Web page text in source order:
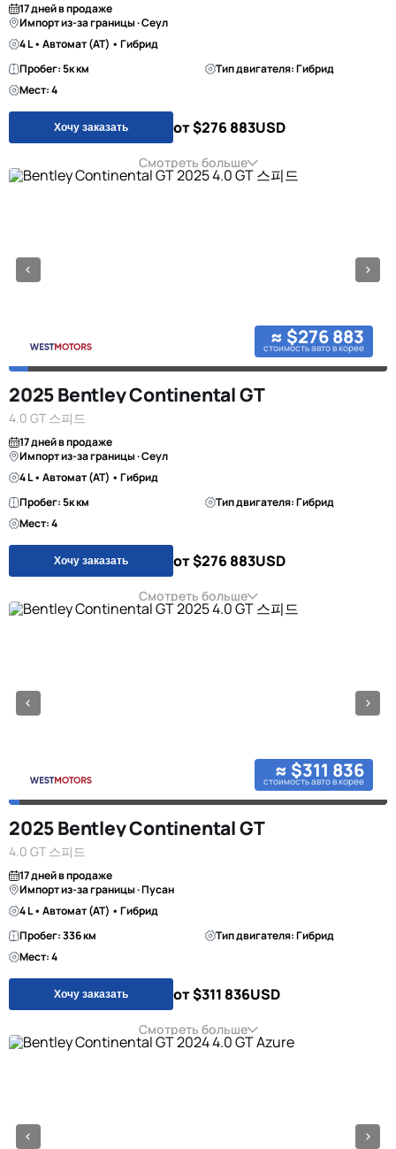
17 дней в продаже
Импорт из-за границы · Сеул
4 L • Автомат (AT) • Гибрид
Пробег: 5к км
Тип двигателя: Гибрид
Мест: 4
Хочу заказать от $276 883USD
Смотреть больше
≈ $276 883
стоимость авто в корее
2025 Bentley Continental GT
4.0 GT 스피드
17 дней в продаже
Импорт из-за границы · Сеул
4 L • Автомат (AT) • Гибрид
Пробег: 5к км
Тип двигателя: Гибрид
Мест: 4
Хочу заказать от $276 883USD
Смотреть больше
≈ $311 836
стоимость авто в корее
2025 Bentley Continental GT
4.0 GT 스피드
17 дней в продаже
Импорт из-за границы · Пусан
4 L • Автомат (AT) • Гибрид
Пробег: 336 км
Тип двигателя: Гибрид
Мест: 4
Хочу заказать от $311 836USD
Смотреть больше